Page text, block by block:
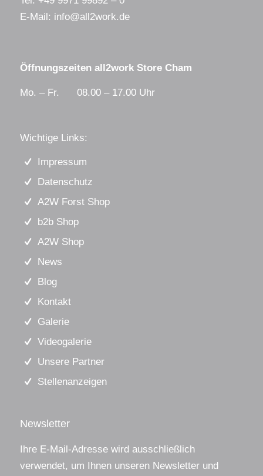
E-Mail: info@all2work.de
Öffnungszeiten all2work Store Cham
Mo. – Fr. 08.00 – 17.00 Uhr
Wichtige Links:
Impressum
Datenschutz
A2W Forst Shop
b2b Shop
A2W Shop
News
Blog
Kontakt
Galerie
Videogalerie
Unsere Partner
Stellenanzeigen
Newsletter
Ihre E-Mail-Adresse wird ausschließlich
verwendet, um Ihnen unseren Newsletter und